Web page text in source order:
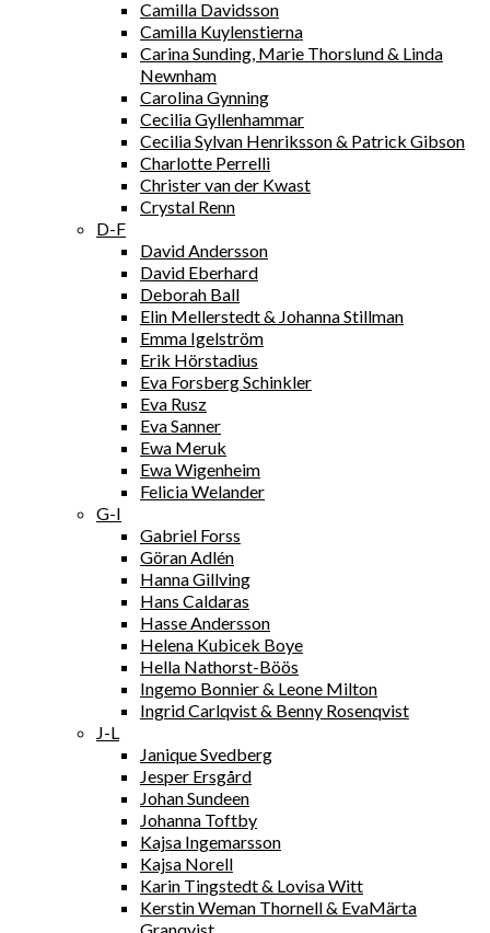
Camilla Davidsson
Camilla Kuylenstierna
Carina Sunding, Marie Thorslund & Linda
Newnham
Carolina Gynning
Cecilia Gyllenhammar
Cecilia Sylvan Henriksson & Patrick Gibson
Charlotte Perrelli
Christer van der Kwast
Crystal Renn
D-F
David Andersson
David Eberhard
Deborah Ball
Elin Mellerstedt & Johanna Stillman
Emma Igelström
Erik Hörstadius
Eva Forsberg Schinkler
Eva Rusz
Eva Sanner
Ewa Meruk
Ewa Wigenheim
Felicia Welander
G-I
Gabriel Forss
Göran Adlén
Hanna Gillving
Hans Caldaras
Hasse Andersson
Helena Kubicek Boye
Hella Nathorst-Böös
Ingemo Bonnier & Leone Milton
Ingrid Carlqvist & Benny Rosenqvist
J-L
Janique Svedberg
Jesper Ersgård
Johan Sundeen
Johanna Toftby
Kajsa Ingemarsson
Kajsa Norell
Karin Tingstedt & Lovisa Witt
Kerstin Weman Thornell & EvaMärta